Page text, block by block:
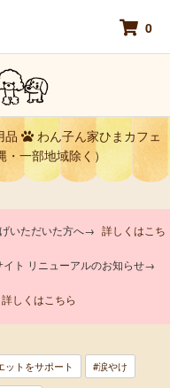
0
品
わん子ん家ひまカフェ
・一部地域除く）
いただいた方へ→ 詳しくはこち
ト リニューアルのお知らせ→
詳しくはこちら
ットをサポート #涙やけ